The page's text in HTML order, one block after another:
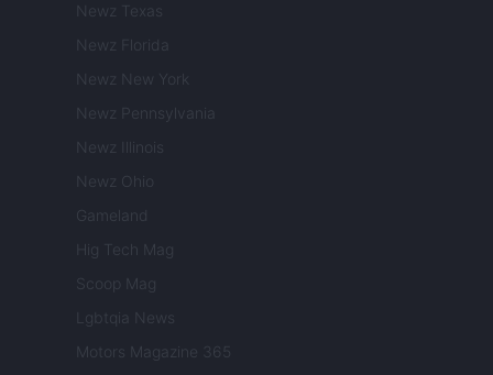
Newz Texas
Newz Florida
Newz New York
Newz Pennsylvania
Newz Illinois
Newz Ohio
Gameland
Hig Tech Mag
Scoop Mag
Lgbtqia News
Motors Magazine 365